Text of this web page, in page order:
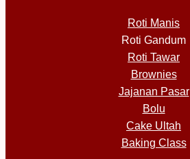
Roti Manis
Roti Gandum
Roti Tawar
Brownies
Jajanan Pasar
Bolu
Cake Ultah
Baking Class